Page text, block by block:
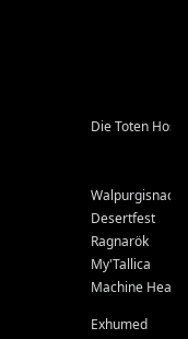
Die Toten
Walpurgisnacht
Desertfest
Ragnarök
My'Tallica
Machine Head
Exhumed